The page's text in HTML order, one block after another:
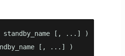
( standby_name [, ...] )
[, ...] )